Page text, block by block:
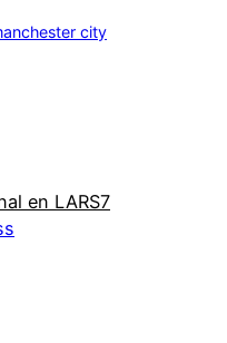
city
en LARS7